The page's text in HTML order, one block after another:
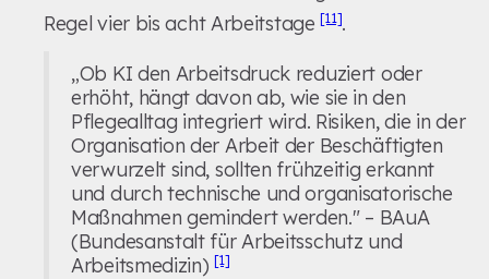
Regel vier bis acht Arbeitstage[11].
„Ob KI den Arbeitsdruck reduziert oder
erhöht, hängt davon ab, wie sie in den
Pflegealltag integriert wird. Risiken, die in der
Organisation der Arbeit der Beschäftigten
verwurzelt sind, sollten frühzeitig erkannt
und durch technische und organisatorische
Maßnahmen gemindert werden." – BAuA
(Bundesanstalt für Arbeitsschutz und
Arbeitsmedizin)[1]